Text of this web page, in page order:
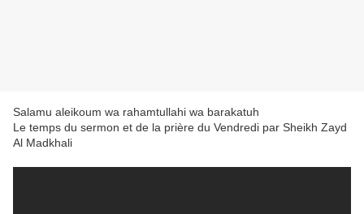
Salamu aleikoum wa rahamtullahi wa barakatuh
Le temps du sermon et de la prière du Vendredi par Sheikh Zayd
Al Madkhali